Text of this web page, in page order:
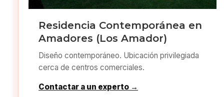
Residencia Contemporánea en
Amadores (Los Amador)
Diseño contemporáneo. Ubicación privilegiada
cerca de centros comerciales.
Contactar a un experto →